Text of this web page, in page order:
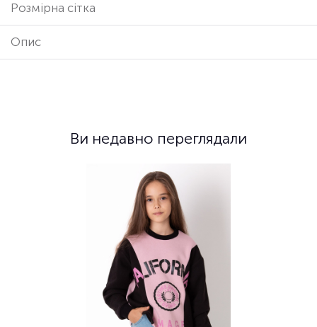
Розмірна сітка
Опис
Ви недавно переглядали